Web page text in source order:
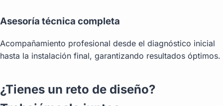
Asesoría técnica completa
Acompañamiento profesional desde el diagnóstico inicial
hasta la instalación final, garantizando resultados óptimos.
¿Tienes un reto de diseño?